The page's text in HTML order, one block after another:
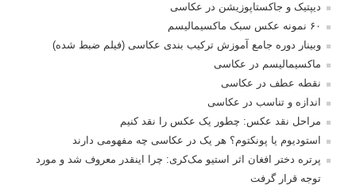
دیپتیک و جاکستا‌پوزیشن در عکاسی
۶۰ نمونه عکس سبک ماکسیمالیسم
وبینار دوره جامع آموزش ترکیب بندی عکاسی (فیلم ضبط شده)
ماکسیمالیسم در عکاسی
نقطه عطف در عکاسی
اندازه و تناسب در عکاسی
مراحل نقد عکس: چطور یک عکس را نقد کنیم
استودیوم یا پونکتوم؟ هر یک در عکاسی چه مفهومی دارند
پرتره دختر افغان اثر استیو مک‌کری: چرا اینقدر معروف شد و مورد
توجه قرار گرفت